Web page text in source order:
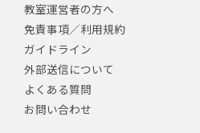
教室運営者の方へ
免責事項／利用規約
ガイドライン
外部送信について
よくある質問
お問い合わせ